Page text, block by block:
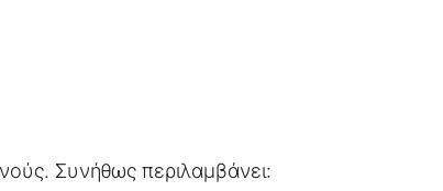
Συνήθως περιλαμβάνει: